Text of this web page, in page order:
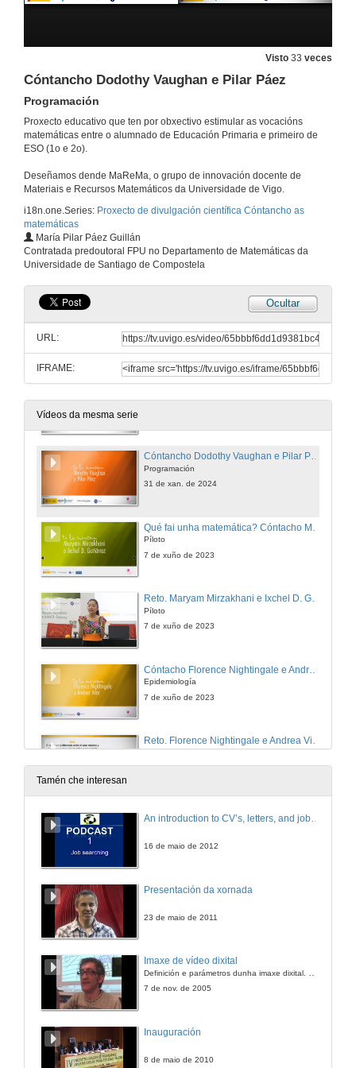
Visto 33 veces
Cóntancho Dodothy Vaughan e Pilar Páez
Programación
Proxecto educativo que ten por obxectivo estimular as vocacións
matemáticas entre o alumnado de Educación Primaria e primeiro de
ESO (1o e 2o).
Deseñamos dende MaReMa, o grupo de innovación docente de
Materiais e Recursos Matemáticos da Universidade de Vigo.
i18n.one.Series: Proxecto de divulgación científica Cóntancho as
matemáticas
María Pilar Páez Guillán
Contratada predoutoral FPU no Departamento de Matemáticas da
Universidade de Santiago de Compostela
Ocultar
URL:
IFRAME:
Vídeos da mesma serie
22 de mar. de 2024
22 de mar. de 2024
Quenda de preguntas. Cóntancho Emmy Noether e Olga Pérez
22 de mar. de 2024
Cóntancho Ada Lovelace, Agnes Meyer Driscoll e Xabier García. Vocacións matemáticas
Cóntancho Dodothy Vaughan e Pilar Páez
Programación
31 de xan. de 2024
Píloto
7 de xuño de 2023
Reto. Maryam Mirzakhani e Ixchel D. Gutiérrez
Píloto
7 de xuño de 2023
Epidemiología
7 de xuño de 2023
Reto. Florence Nightingale e Andrea Vilar
7 de xuño de 2023
Astronomía
Astronomía
Artista
Programación
Tamén che interesan
An introduction to CV’s, letters, and job searching
16 de maio de 2012
Presentación da xornada
23 de maio de 2011
Imaxe de vídeo dixital
7 de nov. de 2005
Inauguración
8 de maio de 2010